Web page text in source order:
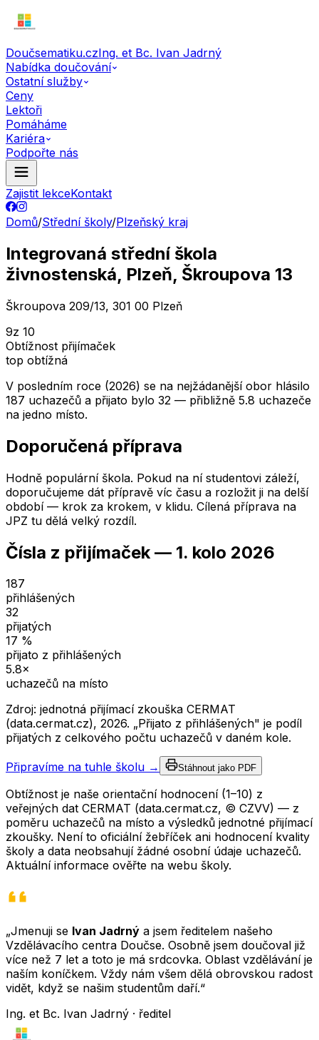
Doučsematiku.czIng. et Bc. Ivan Jadrný
Nabídka doučování
Ostatní služby
Ceny
Lektoři
Pomáháme
Kariéra
Podpořte nás
Zajistit lekceKontakt
Domů/Střední školy/Plzeňský kraj
Integrovaná střední škola
živnostenská, Plzeň, Škroupova 13
Škroupova 209/13, 301 00 Plzeň
9z 10
Obtížnost přijímaček
top obtížná
V posledním roce (2026) se na nejžádanější obor hlásilo
187 uchazečů a přijato bylo 32 — přibližně 5.8 uchazeče
na jedno místo.
Doporučená příprava
Hodně populární škola. Pokud na ní studentovi záleží,
doporučujeme dát přípravě víc času a rozložit ji na delší
období — krok za krokem, v klidu. Cílená příprava na
JPZ tu dělá velký rozdíl.
Čísla z přijímaček — 1. kolo 2026
187
přihlášených
32
přijatých
17 %
přijato z přihlášených
5.8×
uchazečů na místo
Zdroj: jednotná přijímací zkouška CERMAT
(data.cermat.cz), 2026. „Přijato z přihlášených" je podíl
přijatých z celkového počtu uchazečů v daném kole.
Připravíme na tuhle školu → Stáhnout jako PDF
Obtížnost je naše orientační hodnocení (1–10) z
veřejných dat CERMAT (data.cermat.cz, © CZVV) — z
poměru uchazečů na místo a výsledků jednotné přijímací
zkoušky. Není to oficiální žebříček ani hodnocení kvality
školy a data neobsahují žádné osobní údaje uchazečů.
Aktuální informace ověřte na webu školy.
„Jmenuji se Ivan Jadrný a jsem ředitelem našeho
Vzdělávacího centra Doučse. Osobně jsem doučoval již
více než 7 let a toto je má srdcovka. Oblast vzdělávání je
naším koníčkem. Vždy nám všem dělá obrovskou radost
vidět, když se našim studentům daří.“
Ing. et Bc. Ivan Jadrný · ředitel